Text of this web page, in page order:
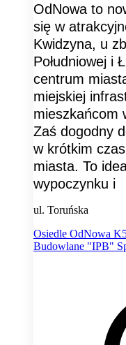
OdNowa to
się w
Kwidzyna, u
Południowej i
centrum
miejskiej
mieszkańcom
Zaś dogodny
w krótkim
miasta. To
wypoczynku i
ul. Toruńska
Osiedle OdNowa
Budowlane "IPB"